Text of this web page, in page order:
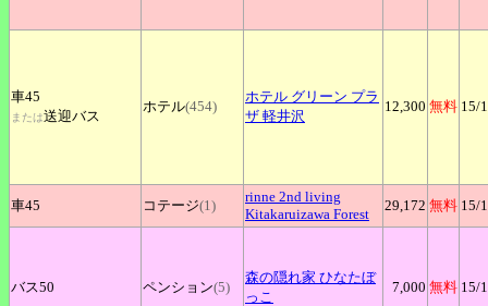
車45
または送迎バス
ホテル(454)
ホテル グリーン プラ
ザ 軽井沢
12,300 無料 15/
車45 コテージ(1)
rinne 2nd living
Kitakaruizawa Forest
29,172 無料 15/
バス50 ペンション(5)
森の隠れ家 ひなたぼ
っこ
7,000 無料 15/